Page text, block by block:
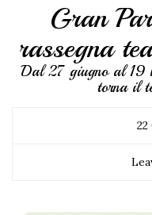
Gran
rassegna
Dal 27 giugno al 19
torna il
22